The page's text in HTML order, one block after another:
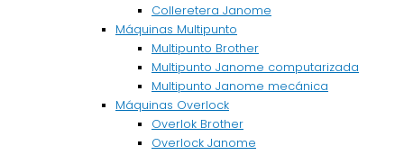
Colleretera Janome
Máquinas Multipunto
Multipunto Brother
Multipunto Janome computarizada
Multipunto Janome mecánica
Máquinas Overlock
Overlok Brother
Overlock Janome